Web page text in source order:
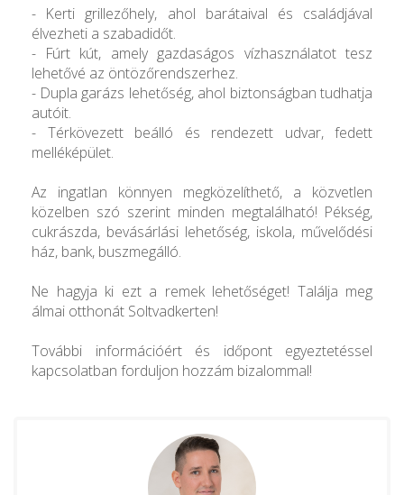
- Kerti grillezőhely, ahol barátaival és családjával
élvezheti a szabadidőt.
- Fúrt kút, amely gazdaságos vízhasználatot tesz
lehetővé az öntözőrendszerhez.
- Dupla garázs lehetőség, ahol biztonságban tudhatja
autóit.
- Térkövezett beálló és rendezett udvar, fedett
melléképület.
Az ingatlan könnyen megközelíthető, a közvetlen
közelben szó szerint minden megtalálható! Pékség,
cukrászda, bevásárlási lehetőség, iskola, művelődési
ház, bank, buszmegálló.
Ne hagyja ki ezt a remek lehetőséget! Találja meg
álmai otthonát Soltvadkerten!
További információért és időpont egyeztetéssel
kapcsolatban forduljon hozzám bizalommal!